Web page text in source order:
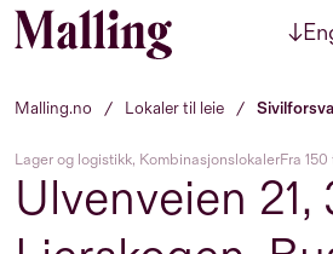
Hopp til innhold ↓
Malling.no / Lokaler til leie /
Lager og logistikk, KombinasjonslokalerFra
Ulvenveien 21,